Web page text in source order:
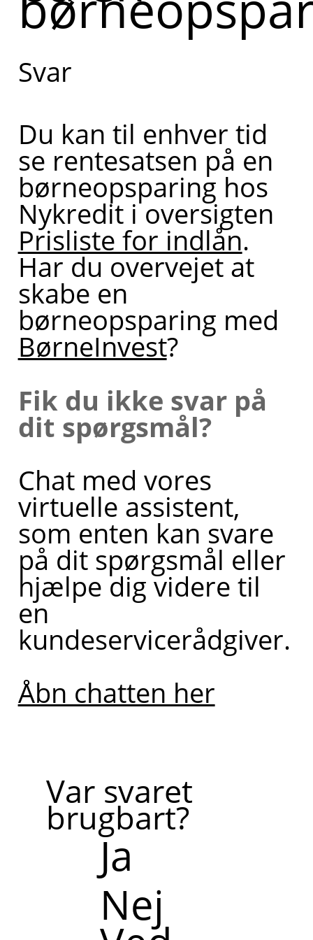
Svar
Du kan til enhver tid
se rentesatsen på en
børneopsparing hos
Nykredit i oversigten
Prisliste for indlån.
Har du overvejet at
skabe en
børneopsparing med
BørneInvest?
Fik du ikke svar på
dit spørgsmål?
Chat med vores
virtuelle assistent,
som enten kan svare
på dit spørgsmål eller
hjælpe dig videre til
en
kundeservicerådgiver.
Åbn chatten her
Var svaret
brugbart?
Ja
Nej